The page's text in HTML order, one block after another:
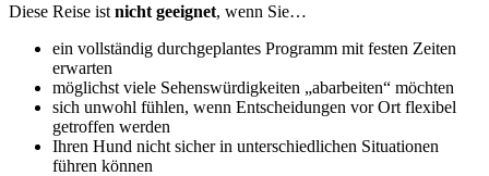
Diese Reise ist nicht geeignet, wenn Sie…
ein vollständig durchgeplantes Programm mit festen Zeiten
erwarten
möglichst viele Sehenswürdigkeiten „abarbeiten“ möchten
sich unwohl fühlen, wenn Entscheidungen vor Ort flexibel
getroffen werden
Ihren Hund nicht sicher in unterschiedlichen Situationen
führen können